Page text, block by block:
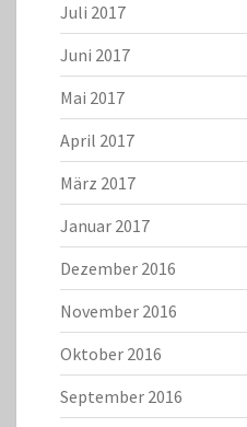
Juli 2017
Juni 2017
Mai 2017
April 2017
März 2017
Januar 2017
Dezember 2016
November 2016
Oktober 2016
September 2016